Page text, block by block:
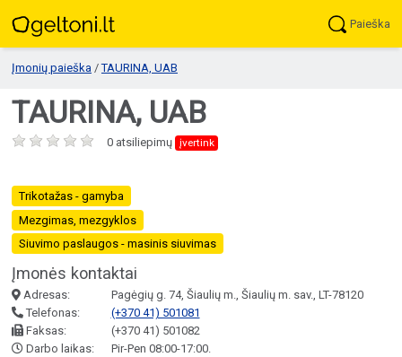
Paieška
Įmonių paieška /TAURINA, UAB
TAURINA, UAB
0 atsiliepimų įvertink
Trikotažas - gamyba
Mezgimas, mezgyklos
Siuvimo paslaugos - masinis siuvimas
Įmonės kontaktai
Adresas:
Pagėgių g. 74, Šiaulių m., Šiaulių m. sav., LT-78120
Telefonas:
(+370 41) 501081
Faksas:
(+370 41) 501082
Darbo laikas:
Pir-Pen 08:00-17:00.